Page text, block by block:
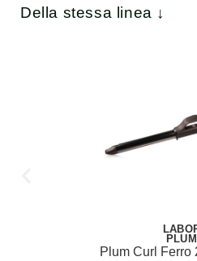
Della stessa linea ↓
PLUM
Plum Curl Ferro